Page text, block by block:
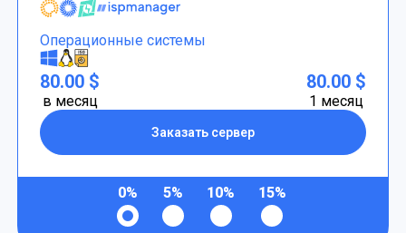
Операционные системы
80.00 $
в месяц
Заказать сервер
80.00 $
1 месяц
0% 5% 10% 15%